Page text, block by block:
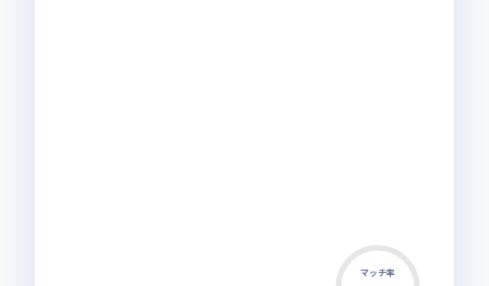
マッチ率